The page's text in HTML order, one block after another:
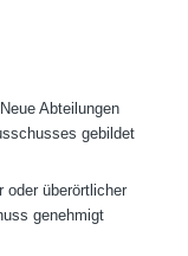
Abteilungen
gebildet
oder überörtlicher
genehmigt